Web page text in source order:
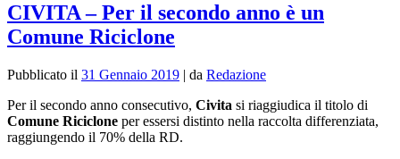
CIVITA – Per il secondo anno è un
Comune Riciclone
Pubblicato il 31 Gennaio 2019 | da Redazione
Per il secondo anno consecutivo, Civita si riaggiudica il titolo di
Comune Riciclone per essersi distinto nella raccolta differenziata,
raggiungendo il 70% della RD.